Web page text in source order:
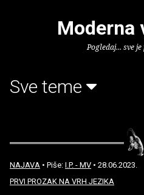
Moderna
Pogledaj... sve je
Sve teme
NAJAVA • Piše: I.P. - MV • 28.06.2023.
PRVI PROZAK NA VRH JEZIKA